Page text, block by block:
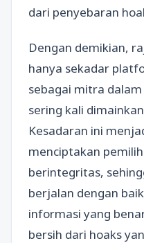
dari penyebaran
Dengan demikian,
hanya sekadar
sebagai mitra
sering kali
Kesadaran ini
menciptakan
berintegritas,
berjalan dengan
informasi yang
bersih dari hoaks